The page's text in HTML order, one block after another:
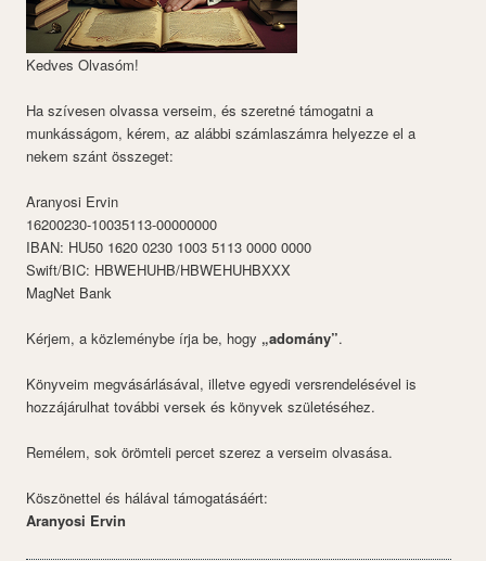
Kedves Olvasóm!
Ha szívesen olvassa verseim, és szeretné támogatni a
munkásságom, kérem, az alábbi számlaszámra helyezze el a
nekem szánt összeget:
Aranyosi Ervin
16200230-10035113-00000000
IBAN: HU50 1620 0230 1003 5113 0000 0000
Swift/BIC: HBWEHUHB/HBWEHUHBXXX
MagNet Bank
Kérjem, a közleménybe írja be, hogy „adomány”.
Könyveim megvásárlásával, illetve egyedi versrendelésével is
hozzájárulhat további versek és könyvek születéséhez.
Remélem, sok örömteli percet szerez a verseim olvasása.
Köszönettel és hálával támogatásáért:
Aranyosi Ervin